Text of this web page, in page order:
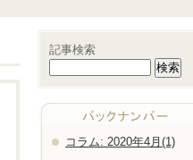
記事検索
コラム: 2020年4月(1)